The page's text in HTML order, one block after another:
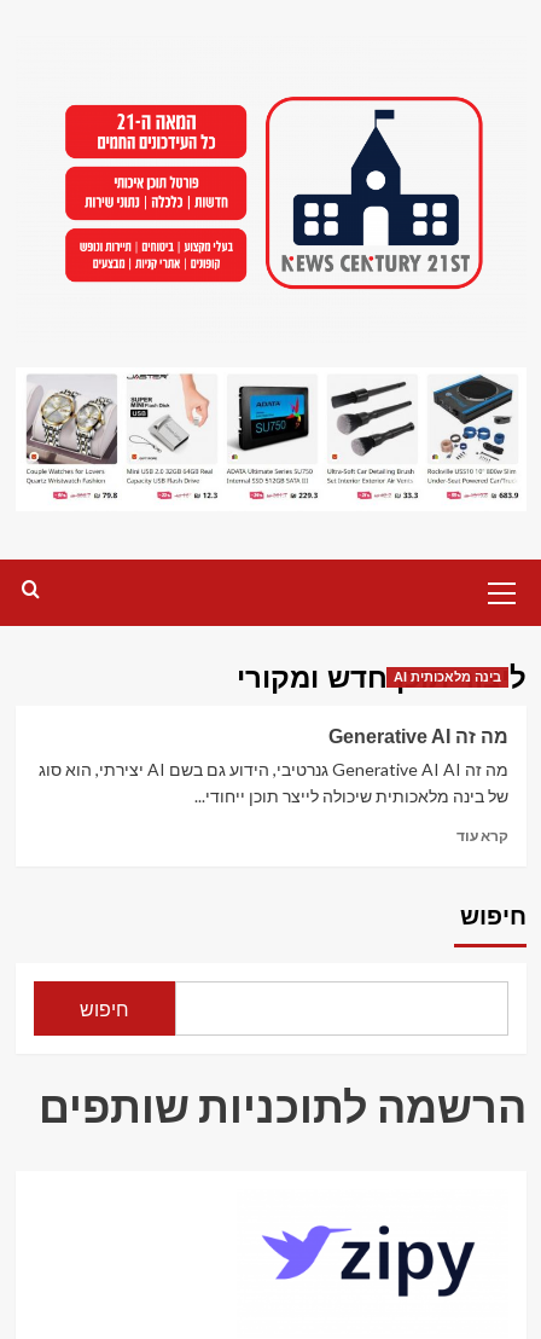
Menu
ליצור תוכן חדש ומקורי
בינה מלאכותית AI
מה זה Generative AI
מה זה Generative AI AI גנרטיבי, הידוע גם בשם AI יצירתי, הוא סוג
של בינה מלאכותית שיכולה לייצר תוכן ייחודי...
קרא עודRead
Generative
חיפוש
חיפוש
הרשמה לתוכניות שותפים